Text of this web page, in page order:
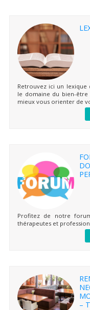
Retrouvez ici un lexique
le domaine du bien-
mieux vous orienter de
Profitez de notre
thérapeutes et
–